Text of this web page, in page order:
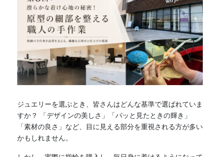
ジュエリーを選ぶとき、皆さんはどんな基準で選ばれていま
すか？ 「デザインの美しさ」「パッと見たときの輝き」
「素材の良さ」など、目に見える部分を重視される方が多い
かもしれません。